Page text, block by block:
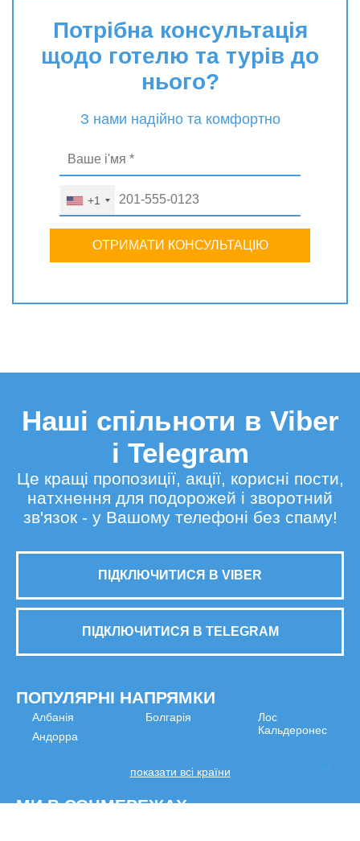
Потрібна консультація
щодо готелю та турів до
нього?
З нами надійно та комфортно
+1
ОТРИМАТИ КОНСУЛЬТАЦІЮ
Наші спільноти в Viber
і Telegram
Це кращі пропозиції, акції, корисні пости,
натхнення для подорожей і зворотний
зв'язок - у Вашому телефоні без спаму!
ПІДКЛЮЧИТИСЯ В VIBER
ПІДКЛЮЧИТИСЯ В TELEGRAM
ПОПУЛЯРНІ НАПРЯМКИ
Албанія
Андорра
Болгарія
Лос
Кальдеронес
показати всі країни
МИ В СОЦМЕРЕЖАХ